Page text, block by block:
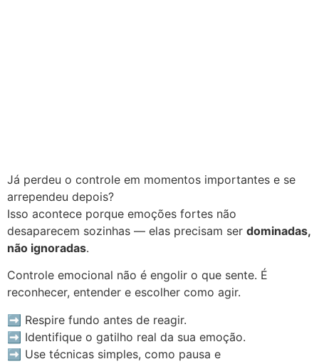
Já perdeu o controle em momentos importantes e se
arrependeu depois?
Isso acontece porque emoções fortes não
desaparecem sozinhas — elas precisam ser dominadas,
não ignoradas.
Controle emocional não é engolir o que sente. É
reconhecer, entender e escolher como agir.
➡️ Respire fundo antes de reagir.
➡️ Identifique o gatilho real da sua emoção.
➡️ Use técnicas simples, como pausa e